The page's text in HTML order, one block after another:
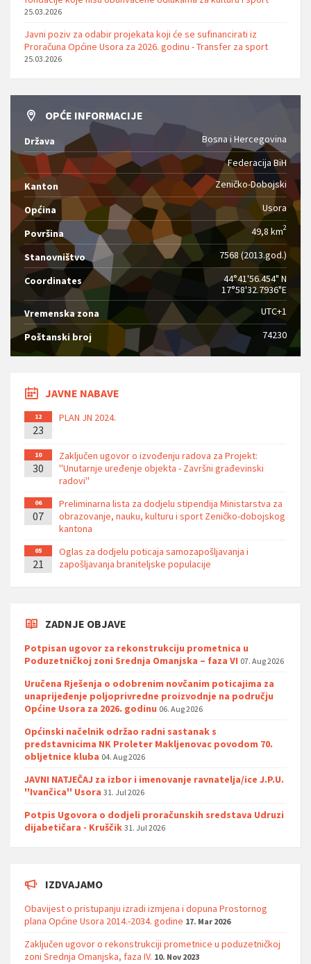
25.03.2026
Javni poziv za odabir projekata koji će se sufinancirati iz
Proračuna Općine Usora za 2026. godinu - Transfer za sport
25.03.2026
OPĆE INFORMACIJE
Država
Bosna i Hercegovina
Federacija BiH
Kanton
Zeničko-Dobojski
Općina Usora
Površina 49,8 km2
Stanovništvo 7568 (2013.god.)
Coordinates
44°41'56.454" N
17°58'32.7936"E
Vremenska zona
UTC+1
Poštanski broj 74230
JAVNE NABAVE
12
23
PLAN JN 2024.
10
30
Zaključen ugovor o izvođenju radova za Projekt:
''Unutarnje uređenje objekta - Završni građevinski
radovi''
06
07
Preliminarna lista za dodjelu stipendija Ministarstva za
obrazovanje, nauku, kulturu i sport Zeničko-dobojskog
kantona
05
21
Oglas za dodjelu poticaja samozapošljavanja i
zapošljavanja braniteljske populacije
ZADNJE OBJAVE
Potpisan ugovor za rekonstrukciju prometnica u
Poduzetničkoj zoni Srednja Omanjska – faza VI 07. Aug 2026
Uručena Rješenja o odobrenim novčanim poticajima za
unaprijeđenje poljoprivredne proizvodnje na području
Općine Usora za 2026. godinu 06. Aug 2026
Općinski načelnik održao radni sastanak s
predstavnicima NK Proleter Makljenovac povodom 70.
obljetnice kluba 04. Aug 2026
JAVNI NATJEČAJ za izbor i imenovanje ravnatelja/ice J.P.U.
''Ivančica'' Usora 31. Jul 2026
Potpis Ugovora o dodjeli proračunskih sredstava Udruzi
dijabetičara - Kruščik 31. Jul 2026
IZDVAJAMO
Obavijest o pristupanju izradi izmjena i dopuna Prostornog
plana Općine Usora 2014.-2034. godine 17. Mar 2026
Zaključen ugovor o rekonstrukciji prometnice u poduzetničkoj
zoni Srednja Omanjska, faza IV. 10. Nov 2023